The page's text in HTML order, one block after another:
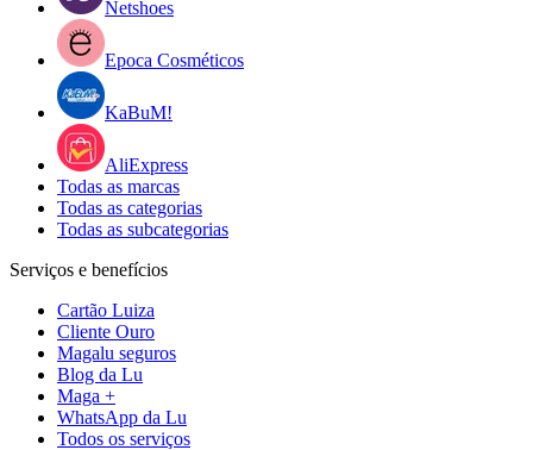
Netshoes
Epoca Cosméticos
KaBuM!
AliExpress
Todas as marcas
Todas as categorias
Todas as subcategorias
Serviços e benefícios
Cartão Luiza
Cliente Ouro
Magalu seguros
Blog da Lu
Maga +
WhatsApp da Lu
Todos os serviços